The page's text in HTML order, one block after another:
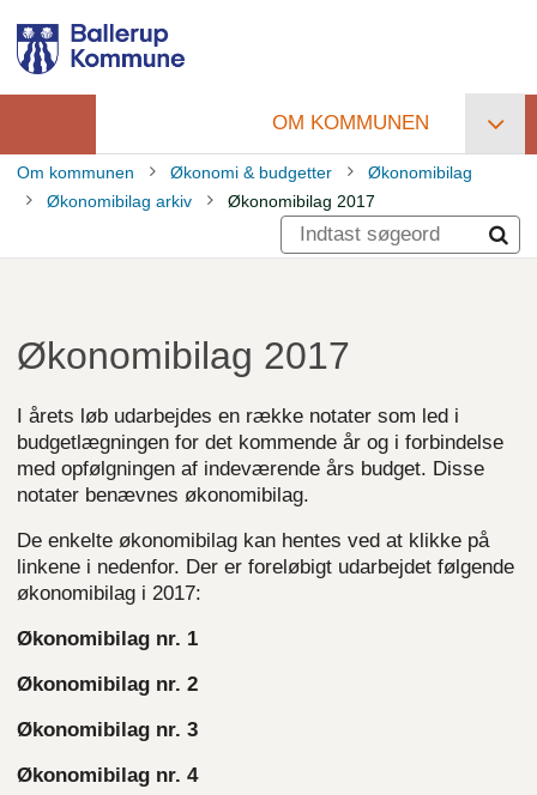
hovedindhold
Primær
navigation
OM KOMMUNEN
Brødkrumme
Om kommunen Økonomi & budgetter
Økonomibilag
Økonomibilag arkiv
Økonomibilag 2017
Økonomibilag 2017
I årets løb udarbejdes en række notater som led i
budgetlægningen for det kommende år og i forbindelse
med opfølgningen af indeværende års budget. Disse
notater benævnes økonomibilag.
De enkelte økonomibilag kan hentes ved at klikke på
linkene i nedenfor. Der er foreløbigt udarbejdet følgende
økonomibilag i 2017:
Økonomibilag nr. 1
Økonomibilag nr. 2
Økonomibilag nr. 3
Økonomibilag nr. 4